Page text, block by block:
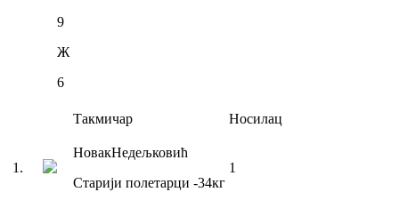
9
Ж
6
Такмичар Носилац
1 .
НовакНедељковић
Старији полетарци -34кг
1